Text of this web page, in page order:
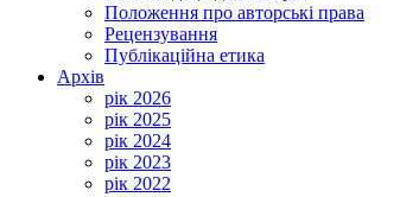
Положення про авторські права
Рецензування
Публікаційна етика
Архів
рік 2026
рік 2025
рік 2024
рік 2023
рік 2022